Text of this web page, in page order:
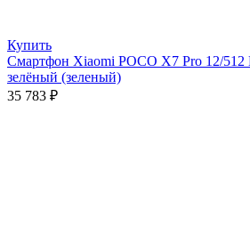
Купить
Смартфон Xiaomi POCO X7 Pro 12/512
зелёный (зеленый)
35 783 ₽